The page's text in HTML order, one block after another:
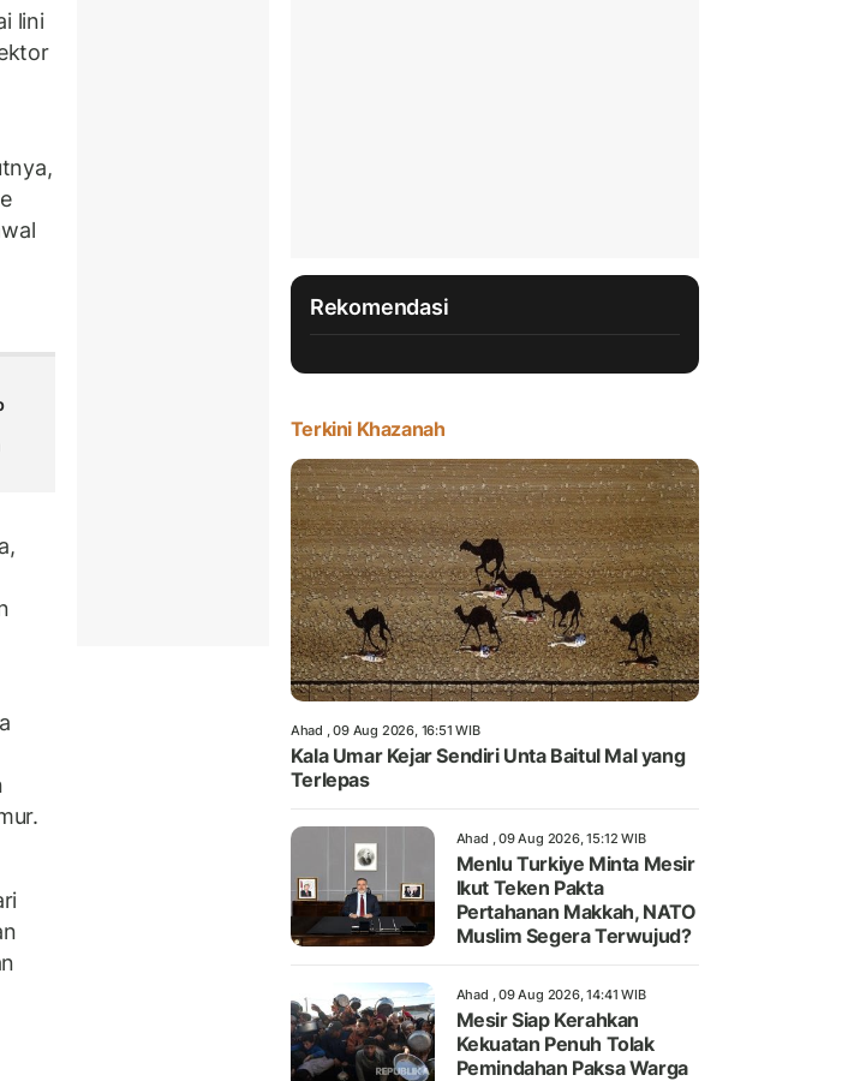
lini
Rekomendasi
Terkini Khazanah
Ahad , 09 Aug 2026, 16:51 WIB
Kala Umar Kejar Sendiri Unta Baitul Mal yang
Terlepas
Ahad , 09 Aug 2026, 15:12 WIB
Menlu Turkiye Minta Mesir
Ikut Teken Pakta
Pertahanan Makkah, NATO
Muslim Segera Terwujud?
Ahad , 09 Aug 2026, 14:41 WIB
Mesir Siap Kerahkan
Kekuatan Penuh Tolak
Pemindahan Paksa Warga